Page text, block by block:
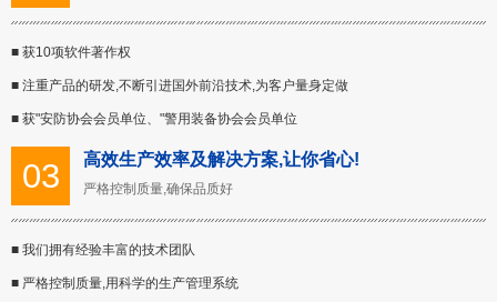
■ 获10项软件著作权
■ 注重产品的研发,不断引进国外前沿技术,为客户量身定做
■ 获"安防协会会员单位、"警用装备协会会员单位
03 高效生产效率及解决方案,让你省心!
严格控制质量,确保品质好
■ 我们拥有经验丰富的技术团队
■ 严格控制质量,用科学的生产管理系统